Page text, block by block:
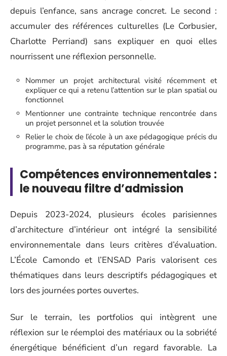
depuis l’enfance, sans ancrage concret. Le second :
accumuler des références culturelles (Le Corbusier,
Charlotte Perriand) sans expliquer en quoi elles
nourrissent une réflexion personnelle.
Nommer un projet architectural visité récemment et
expliquer ce qui a retenu l’attention sur le plan spatial ou
fonctionnel
Mentionner une contrainte technique rencontrée dans
un projet personnel et la solution trouvée
Relier le choix de l’école à un axe pédagogique précis du
programme, pas à sa réputation générale
Compétences environnementales :
le nouveau filtre d’admission
Depuis 2023-2024, plusieurs écoles parisiennes
d’architecture d’intérieur ont intégré la sensibilité
environnementale dans leurs critères d’évaluation.
L’École Camondo et l’ENSAD Paris valorisent ces
thématiques dans leurs descriptifs pédagogiques et
lors des journées portes ouvertes.
Sur le terrain, les portfolios qui intègrent une
réflexion sur le réemploi des matériaux ou la sobriété
énergétique bénéficient d’un regard favorable. La